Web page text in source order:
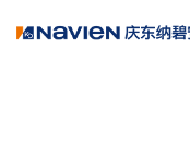
品牌故事